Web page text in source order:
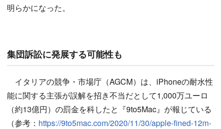
明らかになった。
集団訴訟に発展する可能性も
イタリアの競争・市場庁（AGCM）は、iPhoneの耐水性
能に関する主張が誤解を招き不当だとして1,000万ユーロ
（約13億円）の罰金を科したと『9to5Mac』が報じている
（参考： https://9to5mac.com/2020/11/30/apple-fined-12m-